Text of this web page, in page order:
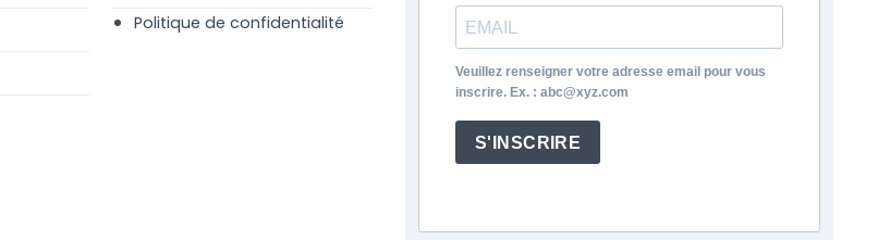
Politique de confidentialité
Veuillez renseigner votre adresse email pour vous
inscrire. Ex. : abc@xyz.com
S'INSCRIRE